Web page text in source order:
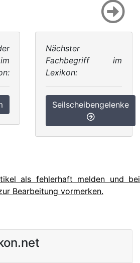
Nächster
Fachbegriff im
Lexikon:
Seilscheibengelenke
als fehlerhaft melden und bei
Bearbeitung vormerken.